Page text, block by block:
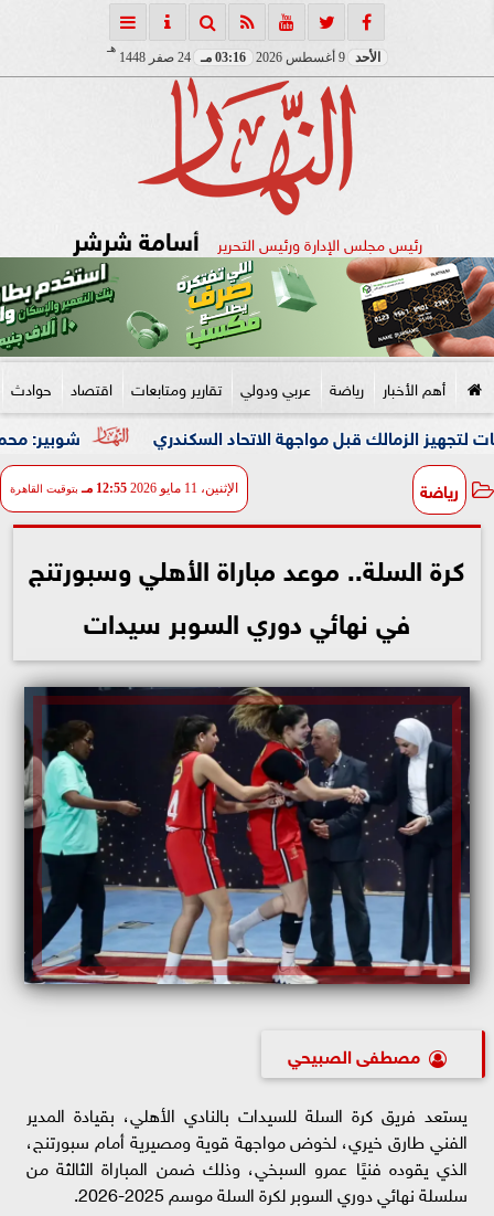
الأحد 03:16 مـ 24 صفر 1448
هـ
رئيس مجلس الإدارة ورئيس التحرير أسامة شرشر
أهم الأخبار رياضة عربي ودولي تقارير ومتابعات اقتصاد حوادث
شوبير: محمد شريف
رياضة الإثنين، 11 مايو 2026 12:55 مـ بتوقيت القاهرة
كرة السلة.. موعد مباراة الأهلي وسبورتنج
في نهائي دوري السوبر سيدات
مصطفى الصبيحي
يستعد فريق كرة السلة للسيدات بالنادي الأهلي، بقيادة المدير
الفني طارق خيري، لخوض مواجهة قوية ومصيرية أمام سبورتنج،
الذي يقوده فنيًا عمرو السبخي، وذلك ضمن المباراة الثالثة من
سلسلة نهائي دوري السوبر لكرة السلة موسم 2025-2026.